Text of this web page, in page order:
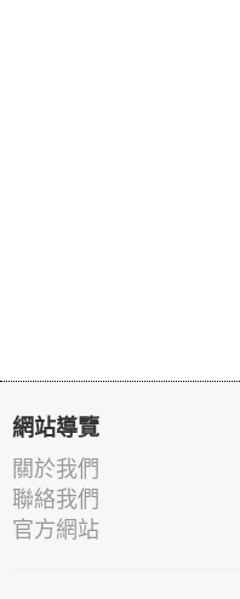
網站導覽
關於我們
聯絡我們
官方網站